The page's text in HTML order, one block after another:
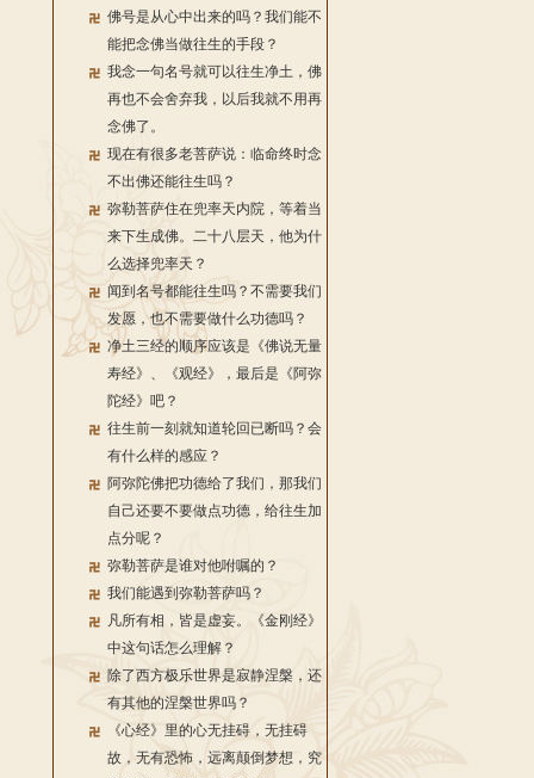
佛号是从心中出来的吗？我们能不
能把念佛当做往生的手段？
我念一句名号就可以往生净土，佛
再也不会舍弃我，以后我就不用再
念佛了。
现在有很多老菩萨说：临命终时念
不出佛还能往生吗？
弥勒菩萨住在兜率天内院，等着当
来下生成佛。二十八层天，他为什
么选择兜率天？
闻到名号都能往生吗？不需要我们
发愿，也不需要做什么功德吗？
净土三经的顺序应该是《佛说无量
寿经》、《观经》，最后是《阿弥
陀经》吧？
往生前一刻就知道轮回已断吗？会
有什么样的感应？
阿弥陀佛把功德给了我们，那我们
自己还要不要做点功德，给往生加
点分呢？
弥勒菩萨是谁对他咐嘱的？
我们能遇到弥勒菩萨吗？
凡所有相，皆是虚妄。《金刚经》
中这句话怎么理解？
除了西方极乐世界是寂静涅槃，还
有其他的涅槃世界吗？
《心经》里的心无挂碍，无挂碍
故，无有恐怖，远离颠倒梦想，究